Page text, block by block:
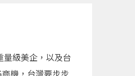
量級美企，以及台
機，台灣要步步